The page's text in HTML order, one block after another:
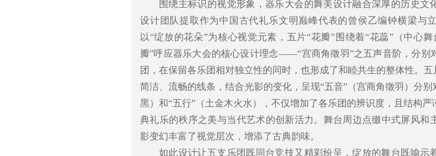
围绕主标识的视觉形象，器乐大会的舞美设计融合深厚的历史文
设计团队提取作为中国古代礼乐文明巅峰代表的曾侯乙编钟横梁与
以“绽放的花朵”为核心视觉元素，五片“花瓣”围绕着“花蕊”（中心
瓣”呼应器乐大会的核心设计理念——“宫商角徵羽”之五声音阶，分别
团，在保留各乐团相对独立性的同时，也形成了和睦共生的整体性。五
简洁、流畅的线条，结合光影的变化，呈现“五音”（宫商角徵羽）分别
黑）和“五行”（土金木火水），不仅增加了各乐团的辨识度，且结构
典礼乐的秩序之美与当代艺术的创新活力。舞台周边点缀中式屏风和
影变幻丰富了视觉层次，增添了古典韵味。
如此设计让五支乐团既同台竞技又精彩纷呈，绽放的舞台既喻示